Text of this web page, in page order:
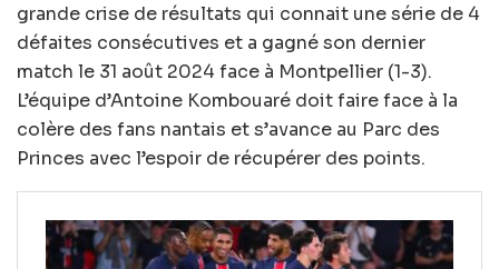
grande crise de résultats qui connait une série de 4
défaites consécutives et a gagné son dernier
match le 31 août 2024 face à Montpellier (1-3).
L’équipe d’Antoine Kombouaré doit faire face à la
colère des fans nantais et s’avance au Parc des
Princes avec l’espoir de récupérer des points.